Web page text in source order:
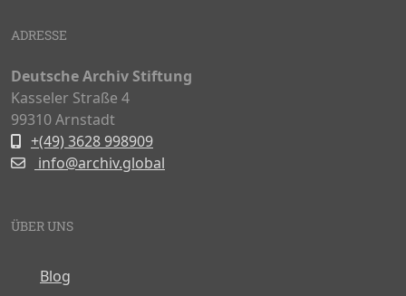
ADRESSE
Deutsche Archiv Stiftung
Kasseler Straße 4
99310 Arnstadt
+(49) 3628 998909
info@archiv.global
ÜBER UNS
Blog